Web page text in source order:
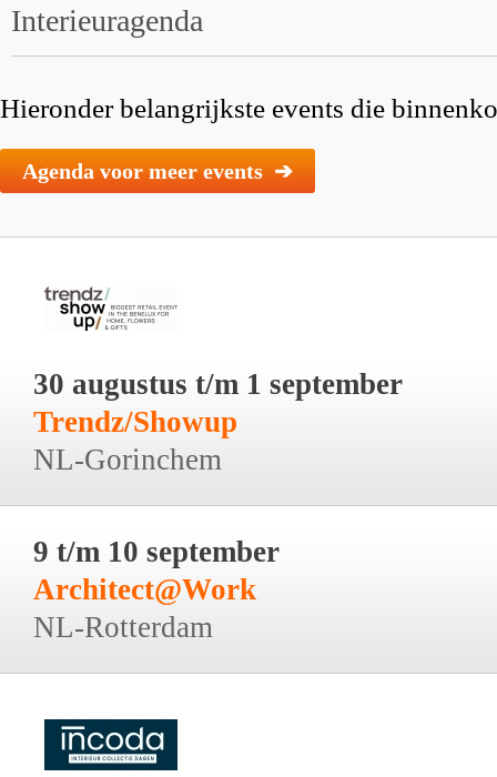
Interieuragenda
Hieronder belangrijkste events die
Agenda voor meer events ➔
30 augustus t/m 1 september
Trendz/Showup
NL-Gorinchem
9 t/m 10 september
Architect@Work
NL-Rotterdam